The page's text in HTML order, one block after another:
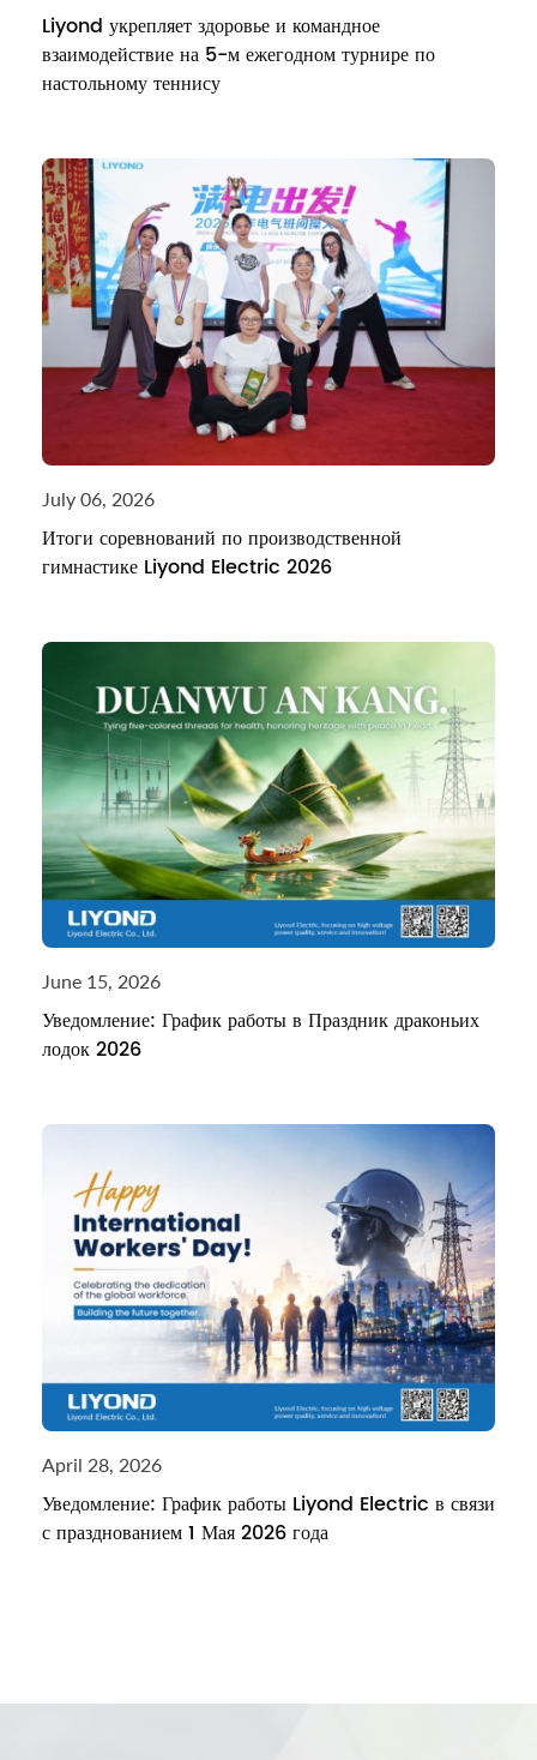
Liyond укрепляет здоровье и командное
взаимодействие на 5-м ежегодном турнире по
настольному теннису
July 06, 2026
Итоги соревнований по производственной
гимнастике Liyond Electric 2026
June 15, 2026
Уведомление: График работы в Праздник драконьих
лодок 2026
April 28, 2026
Уведомление: График работы Liyond Electric в связи
с празднованием 1 Мая 2026 года